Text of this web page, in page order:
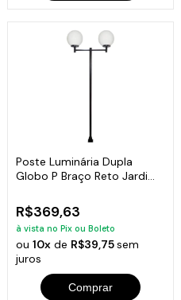
Poste Luminária Dupla
Globo P Braço Reto Jardim
R$369,63
à vista no Pix ou Boleto
ou 10xde R$39,75sem
juros
Comprar